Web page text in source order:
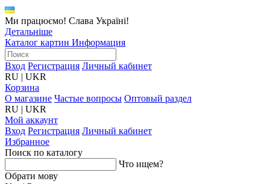
Ми працюємо! Слава Україні!
Детальніше
Каталог картин Информация
Вход Регистрация Личный кабинет
RU | UKR
Корзина
О магазине Частые вопросы Оптовый раздел
RU | UKR
Мой аккаунт
Вход Регистрация Личный кабинет
Избранное
Поиск по каталогу
Что ищем?
Обрати мову